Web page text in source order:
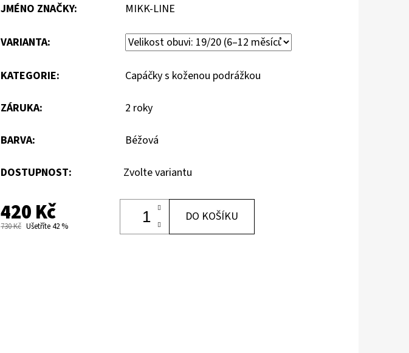
JMÉNO ZNAČKY: MIKK-LINE
VARIANTA:
KATEGORIE: Capáčky s koženou podrážkou
ZÁRUKA: 2 roky
BARVA: Béžová
DOSTUPNOST: Zvolte variantu
420 Kč
730 Kč Ušetříte 42 %
DO KOŠÍKU